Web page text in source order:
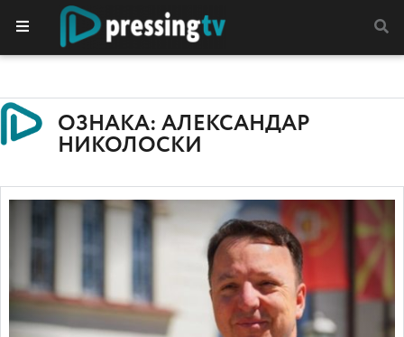
ОЗНАКА: АЛЕКСАНДАР
НИКОЛОСКИ